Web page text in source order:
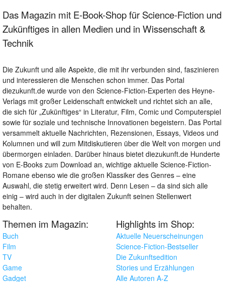
Das Magazin mit E-Book-Shop für Science-Fiction und
Zukünftiges in allen Medien und in Wissenschaft &
Technik
Die Zukunft und alle Aspekte, die mit ihr verbunden sind, faszinieren
und interessieren die Menschen schon immer. Das Portal
diezukunft.de wurde von den Science-Fiction-Experten des Heyne-
Verlags mit großer Leidenschaft entwickelt und richtet sich an alle,
die sich für „Zukünftiges“ in Literatur, Film, Comic und Computerspiel
sowie für soziale und technische Innovationen begeistern. Das Portal
versammelt aktuelle Nachrichten, Rezensionen, Essays, Videos und
Kolumnen und will zum Mitdiskutieren über die Welt von morgen und
übermorgen einladen. Darüber hinaus bietet diezukunft.de Hunderte
von E-Books zum Download an, wichtige aktuelle Science-Fiction-
Romane ebenso wie die großen Klassiker des Genres – eine
Auswahl, die stetig erweitert wird. Denn Lesen – da sind sich alle
einig – wird auch in der digitalen Zukunft seinen Stellenwert
behalten.
Themen im Magazin:
Buch
Film
TV
Game
Gadget
Highlights im Shop:
Aktuelle Neuerscheinungen
Science-Fiction-Bestseller
Die Zukunftsedition
Stories und Erzählungen
Alle Autoren A-Z